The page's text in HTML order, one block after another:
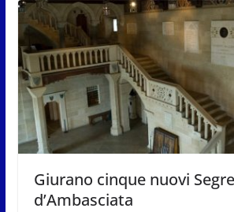
Giurano cinque nuovi
d’Ambasciata